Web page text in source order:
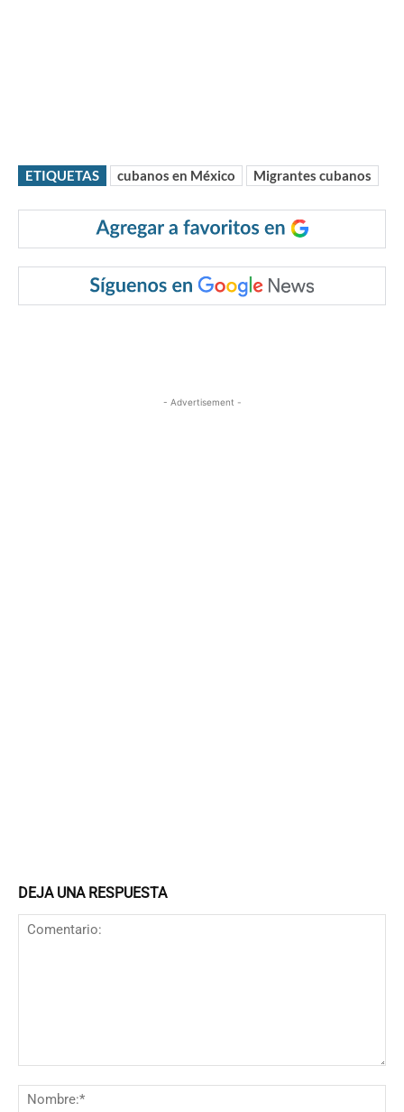
ETIQUETAS cubanos en México Migrantes cubanos
- Advertisement -
DEJA UNA RESPUESTA